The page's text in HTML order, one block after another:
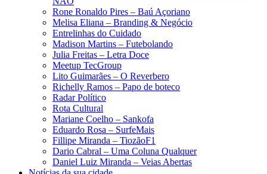
Rone Ronaldo Pires – Baú Açoriano
Melisa Eliana – Branding & Negócio
Entrelinhas do Cuidado
Madison Martins – Futebolando
Julia Freitas​ – Letra Doce
Meetup TecGroup
Lito Guimarães – O Reverbero
Richelly Ramos​ – Papo de boteco
Radar Político
Rota Cultural
Mariane Coelho – Sankofa
Eduardo Rosa​ – SurfeMais
Fillipe Miranda – TiozãoF1
Dario Cabral – Uma Coluna Qualquer
Daniel Luiz Miranda – Veias Abertas